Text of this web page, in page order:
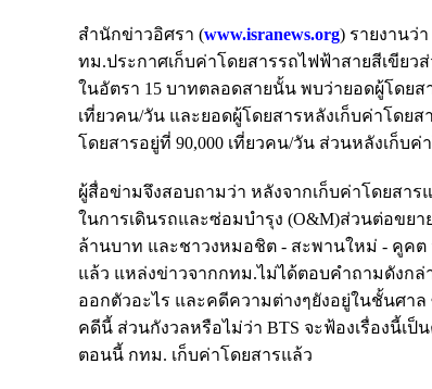
สำนักข่าวอิศรา (www.isranews.org) รายงานว่
ทม.ประกาศเก็บค่าโดยสารรถไฟฟ้าสายสีเขีย
ในอัตรา 15 บาทตลอดสายนั้น พบว่ายอดผู้โดย
เที่ยวคน/วัน และยอดผู้โดยสารหลังเก็บค่าโดย
โดยสารอยู่ที่ 90,000 เที่ยวคน/วัน ส่วนหลังเก็บ
ผู้สื่อข่ามจึงสอบถามว่า หลังจากเก็บค่าโดยสา
ในการเดินรถและซ่อมบำรุง (O&M)ส่วนต่อขยาย
ล้านบาท และชาวงหมอชิต - สะพานใหม่ - คูคต
แล้ว แหล่งข่าวจากกทม.ไม่ได้ตอบคำถามดังกล่
ออกตัวอะไร และคดีความต่างๆยังอยู่ในชั้นศา
คดีนี้ ส่วนกังวลหรือไม่ว่า BTS จะฟ้องเรื่องนี้เ
ตอนนี้ กทม. เก็บค่าโดยสารแล้ว